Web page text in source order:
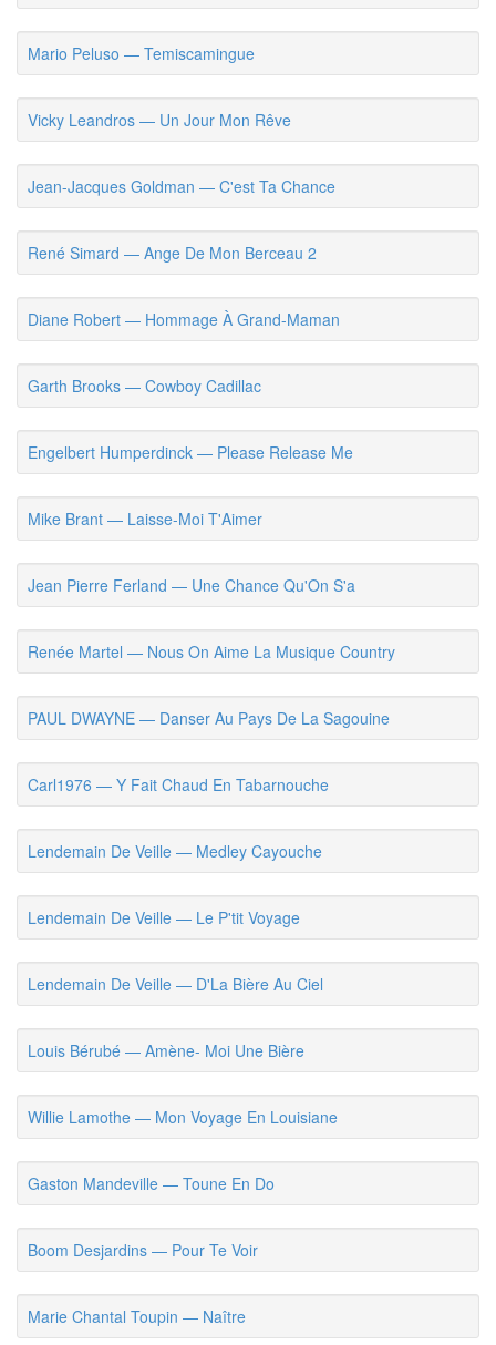
Mario Peluso — Temiscamingue
Vicky Leandros — Un Jour Mon Rêve
Jean-Jacques Goldman — C'est Ta Chance
René Simard — Ange De Mon Berceau 2
Diane Robert — Hommage À Grand-Maman
Garth Brooks — Cowboy Cadillac
Engelbert Humperdinck — Please Release Me
Mike Brant — Laisse-Moi T'Aimer
Jean Pierre Ferland — Une Chance Qu'On S'a
Renée Martel — Nous On Aime La Musique Country
PAUL DWAYNE — Danser Au Pays De La Sagouine
Carl1976 — Y Fait Chaud En Tabarnouche
Lendemain De Veille — Medley Cayouche
Lendemain De Veille — Le P'tit Voyage
Lendemain De Veille — D'La Bière Au Ciel
Louis Bérubé — Amène- Moi Une Bière
Willie Lamothe — Mon Voyage En Louisiane
Gaston Mandeville — Toune En Do
Boom Desjardins — Pour Te Voir
Marie Chantal Toupin — Naître